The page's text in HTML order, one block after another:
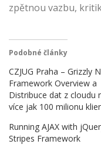
zpětnou vazbu,
Podobné články
CZJUG Praha – Grizzly
Framework Overview a
Distribuce dat z cloudu
více jak 100 milionu
Running AJAX with
Stripes Framework